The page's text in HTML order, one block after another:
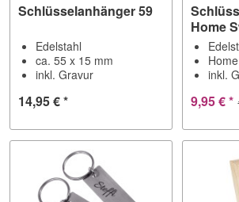
Schlüsselanhänger 59
Edelstahl
ca. 55 x 15 mm
inkl. Gravur
14,95 € *
Home
inkl.
9,95 € *